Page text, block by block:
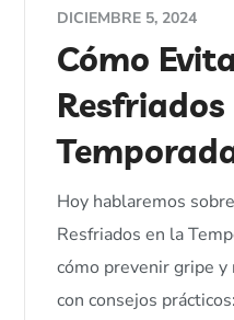
DICIEMBRE 5, 2024
Cómo
Hoy hablaremos
Resfriados en la
cómo prevenir gripe
con consejos